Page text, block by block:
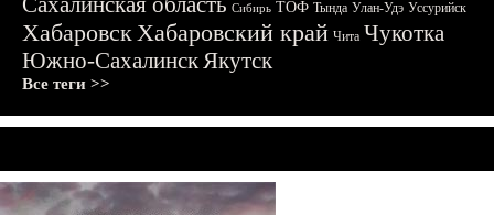
Сибирь ТОФ Тында Улан-Удэ Уссурийск
ХабаровскХабаровский край Чита Чукотка
Южно-СахалинскЯкутск
Все теги >>